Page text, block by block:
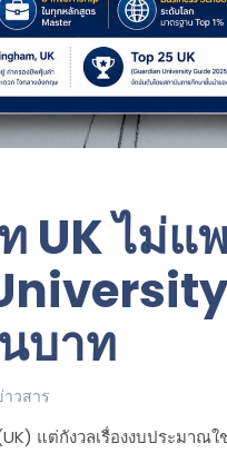
UK ไม่แ
บาท
วสาร
แต่กังวลเรื่องงบประมาณใ